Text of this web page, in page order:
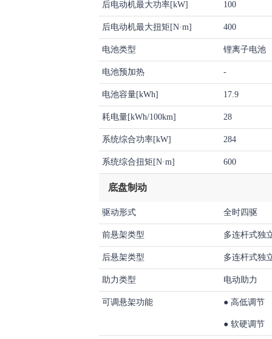
后电动机最大功率[kW] 100
后电动机最大扭矩[N·m] 400
电池类型 锂离子电池
电池预加热 -
电池容量[kWh] 17.9
耗电量[kWh/100km] 28
系统综合功率[kW] 284
系统综合扭矩[N·m] 600
底盘制动
驱动形式 全时四驱
前悬架类型 多连杆式独
后悬架类型 多连杆式独
助力类型 电动助力
可调悬架功能 ● 高低调节
● 软硬调节